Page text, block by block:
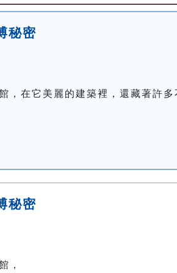
秘密
，在它美麗的建築裡，還藏著許多
秘密
，